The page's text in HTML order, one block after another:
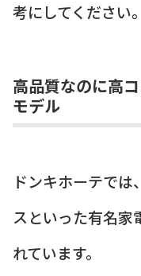
考にしてください。
高品質なのに高
モデル
ドンキホーテで
スといった有名家
れています。